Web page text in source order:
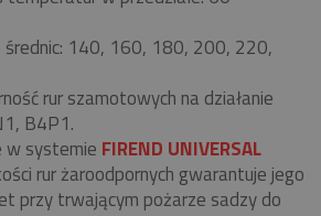
średnic: 140, 160, 180, 200, 220,
rur szamotowych na działanie
B4P1.
w systemie FIREND UNIVERSAL
rur żaroodpornych gwarantuje jego
przy trwającym pożarze sadzy do